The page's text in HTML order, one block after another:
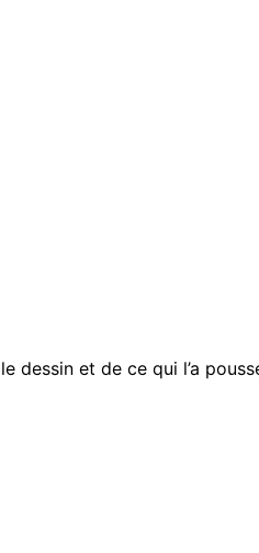
dessin et de ce qui l’a